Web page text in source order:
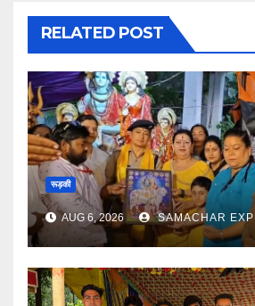
RELATED POST
रूड़की
AUG 6, 2026 SAMACHAR